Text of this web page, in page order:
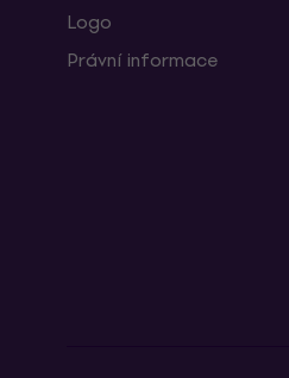
Logo
Právní informace